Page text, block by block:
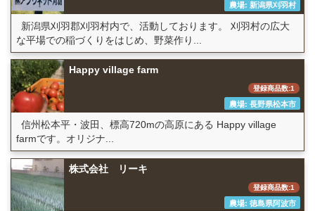
農場: 新潟県刈羽村
新潟県刈羽郡刈羽村内で、活動しております。 刈羽村の広大
な平場での稲づくりをはじめ、野菜作り...
Happy village farm
登録商品数:1
農場: 長野県松本市
信州松本平・波田、標高720mの高原にある Happy village
farmです。オリジナ...
株式会社 リーキ
登録商品数:1
農場: 徳島県阿波市